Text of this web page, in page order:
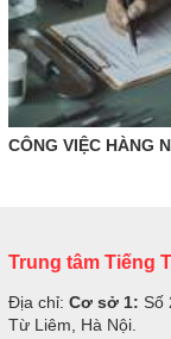
CÔNG VIỆC HÀNG
Trung tâm Tiếng
Địa chỉ: Cơ sở 1: Số
Từ Liêm, Hà Nội.